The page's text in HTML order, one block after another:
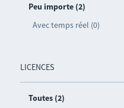
Peu importe (2)
Avec temps réel (0)
LICENCES
Toutes (2)